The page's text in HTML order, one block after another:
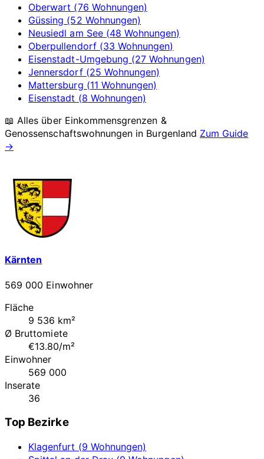
Oberwart (76 Wohnungen)
Güssing (52 Wohnungen)
Neusiedl am See (48 Wohnungen)
Oberpullendorf (33 Wohnungen)
Eisenstadt-Umgebung (27 Wohnungen)
Jennersdorf (25 Wohnungen)
Mattersburg (11 Wohnungen)
Eisenstadt (8 Wohnungen)
📖 Alles über Einkommensgrenzen &
Genossenschaftswohnungen in Burgenland Zum Guide
→
Kärnten
569 000 Einwohner
Fläche
9 536 km²
Ø Bruttomiete
€13.80/m²
Einwohner
569 000
Inserate
36
Top Bezirke
Klagenfurt (9 Wohnungen)